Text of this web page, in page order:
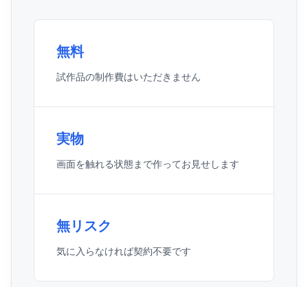
無料
試作品の制作費はいただきません
実物
画面を触れる状態まで作ってお見せします
無リスク
気に入らなければ契約不要です